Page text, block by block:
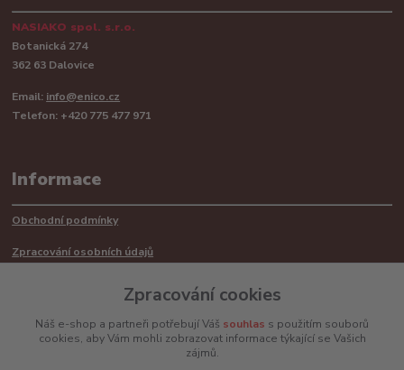
NASIAKO spol. s.r.o.
Botanická 274
362 63 Dalovice
Email: info@enico.cz
Telefon: +420 775 477 971
Informace
Obchodní podmínky
Zpracování osobních údajů
Mimosoudní řešení sporů ADR
Zpracování cookies
Náš e-shop a partneři potřebují Váš souhlas s použitím souborů
cookies, aby Vám mohli zobrazovat informace týkající se Vašich
zájmů.